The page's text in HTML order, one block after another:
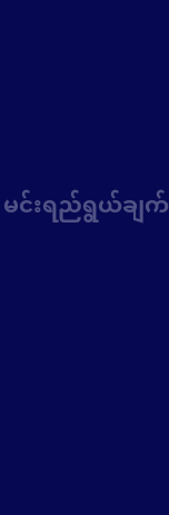
မင်းရည်ရွယ်ချက်